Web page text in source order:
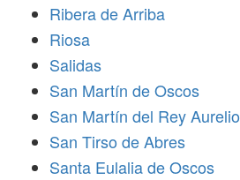
Ribera de Arriba
Riosa
Salidas
San Martín de Oscos
San Martín del Rey Aurelio
San Tirso de Abres
Santa Eulalia de Oscos